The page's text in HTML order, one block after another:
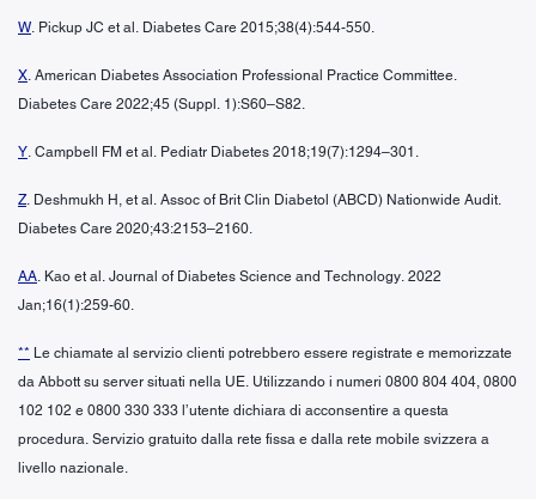
W. Pickup JC et al. Diabetes Care 2015;38(4):544-550.
X. American Diabetes Association Professional Practice Committee.
Diabetes Care 2022;45 (Suppl. 1):S60–S82.
Y. Campbell FM et al. Pediatr Diabetes 2018;19(7):1294–301.
Z. Deshmukh H, et al. Assoc of Brit Clin Diabetol (ABCD) Nationwide Audit.
Diabetes Care 2020;43:2153–2160.
AA. Kao et al. Journal of Diabetes Science and Technology. 2022
Jan;16(1):259-60.
** Le chiamate al servizio clienti potrebbero essere registrate e memorizzate
da Abbott su server situati nella UE. Utilizzando i numeri 0800 804 404, 0800
102 102 e 0800 330 333 l’utente dichiara di acconsentire a questa
procedura. Servizio gratuito dalla rete fissa e dalla rete mobile svizzera a
livello nazionale.